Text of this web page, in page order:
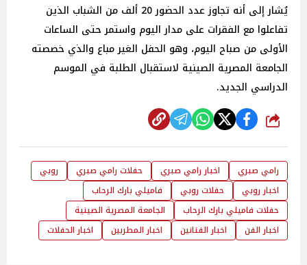
يُشار إلى أنه تجاوز عدد الحضور 20 ألف من الشباب الذين
تفاعلوا مع الفقرات على مدار اليوم واستمر حتى الساعات
الأولى من صباح اليوم، وهو الحفل الغير مباع والذي خصصته
الجامعة المصرية الصينية لاستقبال الطلبة في الموسم
الدراسي الجديد.
شارك
رامي صبري اخبار رامي صبري حفلات رامي صبري
روبي
اخبار روبي
حفلات روبي
فاميلي بارك الرحاب
حفلات فاميلي بارك الرحاب
الجامعة المصرية الصينية
اخبار الفن
اخبار الفنانين اخبار المطربين اخبار الحفلات